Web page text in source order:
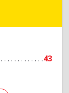
43
Молодежная